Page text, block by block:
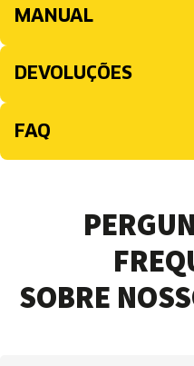
MANUAL
DEVOLUÇÕES
FAQ
SOBRE